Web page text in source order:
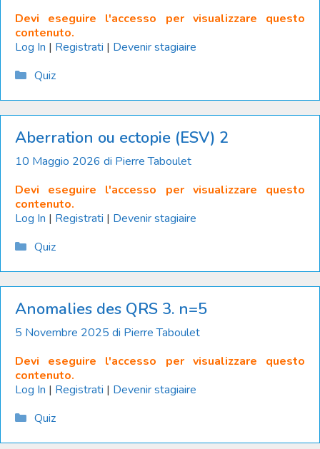
Devi eseguire l'accesso per visualizzare questo
contenuto.
Log In | Registrati | Devenir stagiaire
Catégories
Quiz
Aberration ou ectopie (ESV) 2
10 Maggio 2026 di Pierre Taboulet
Devi eseguire l'accesso per visualizzare questo
contenuto.
Log In | Registrati | Devenir stagiaire
Catégories
Quiz
Anomalies des QRS 3. n=5
5 Novembre 2025 di Pierre Taboulet
Devi eseguire l'accesso per visualizzare questo
contenuto.
Log In | Registrati | Devenir stagiaire
Catégories
Quiz